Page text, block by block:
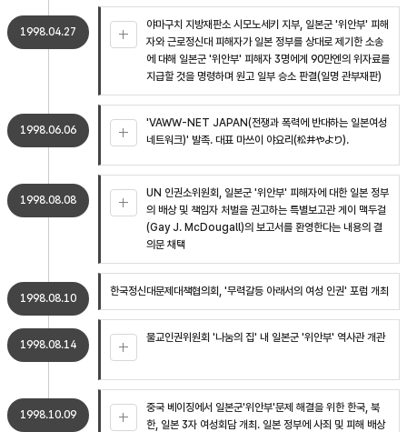
1998.04.27
야마구치 지방재판소 시모노세키 지부, 일본군 '위안부' 피해
자와 근로정신대 피해자가 일본 정부를 상대로 제기한 소송
에 대해 일본군 '위안부' 피해자 3명에게 90만엔의 위자료를
지급할 것을 명령하며 원고 일부 승소 판결(일명 관부재판)
1998.06.06
'VAWW-NET JAPAN(전쟁과 폭력에 반대하는 일본여성
네트워크)' 발족. 대표 마쓰이 야요리(松井やより).
1998.08.08
UN 인권소위원회, 일본군 '위안부' 피해자에 대한 일본 정부
의 배상 및 책임자 처벌을 권고하는 특별보고관 게이 맥두걸
(Gay J. McDougall)의 보고서를 환영한다는 내용의 결
의문 채택
1998.08.10
한국정신대문제대책협의회, '무력갈등 아래서의 여성 인권' 포럼 개최
1998.08.14
불교인권위원회 '나눔의 집' 내 일본군 '위안부' 역사관 개관
1998.10.09
중국 베이징에서 일본군'위안부'문제 해결을 위한 한국, 북
한, 일본 3자 여성회담 개최. 일본 정부에 사죄 및 피해 배상